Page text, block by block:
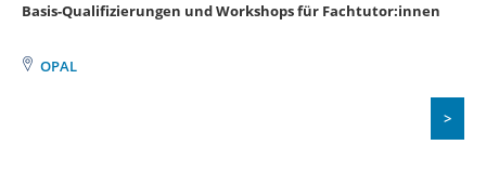
Basis-Qualifizierungen und Workshops für Fachtutor:innen
OPAL
>